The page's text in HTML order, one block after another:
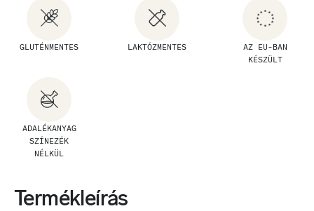
GLUTÉNMENTES LAKTÓZMENTES
AZ EU-BAN
KÉSZÜLT
ADALÉKANYAG
SZÍNEZÉK
NÉLKÜL
Termékleírás